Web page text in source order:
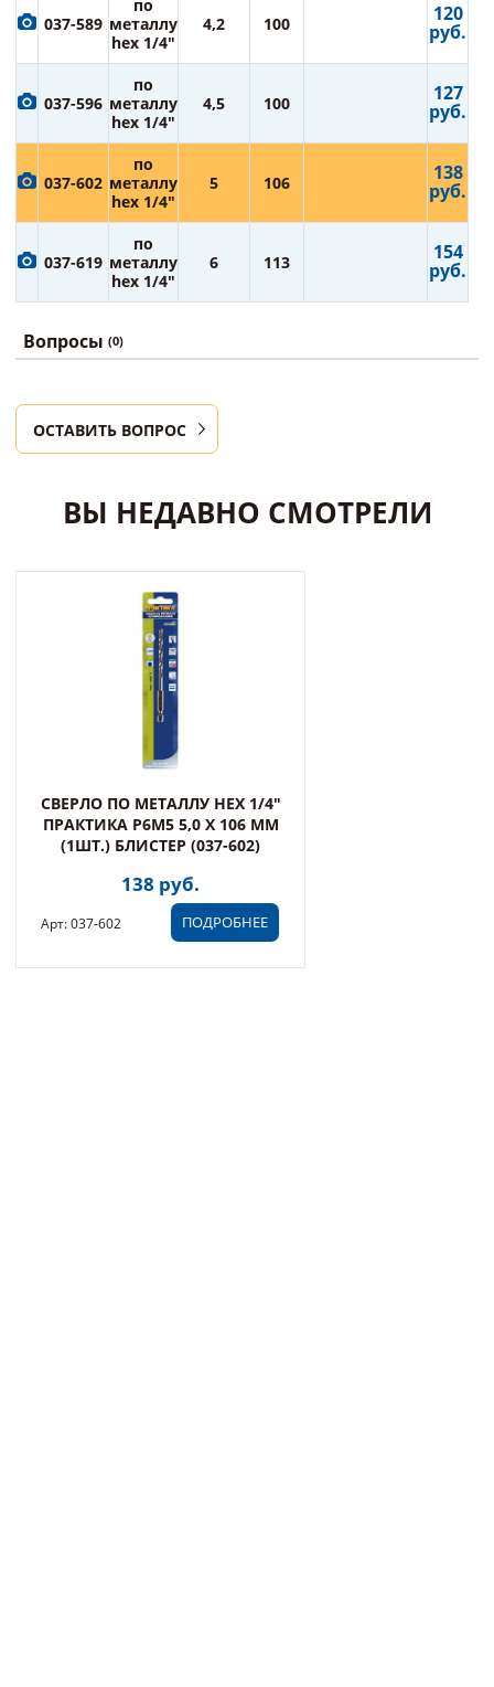
037-589
по
металлу
hex 1/4"
4,2 100 120
руб.
037-596
по
металлу
hex 1/4"
4,5 100 127
руб.
037-602
по
металлу
hex 1/4"
5 106 138
руб.
037-619
по
металлу
hex 1/4"
6 113 154
руб.
Вопросы (0)
ОСТАВИТЬ ВОПРОС
ВЫ НЕДАВНО СМОТРЕЛИ
СВЕРЛО ПО МЕТАЛЛУ HEX 1/4"
ПРАКТИКА Р6М5 5,0 Х 106 ММ
(1ШТ.) БЛИСТЕР (037-602)
138 руб.
ПОДРОБНЕЕ
Арт: 037-602